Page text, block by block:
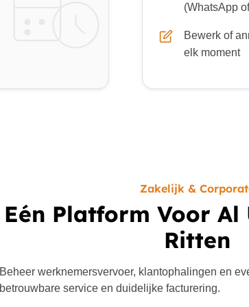
(WhatsApp
Bewerk of
elk moment
Zakelijk &
Eén Platform Voor Al
Ritten
Beheer werknemersvervoer, klantophalingen en
betrouwbare service en duidelijke facturering.